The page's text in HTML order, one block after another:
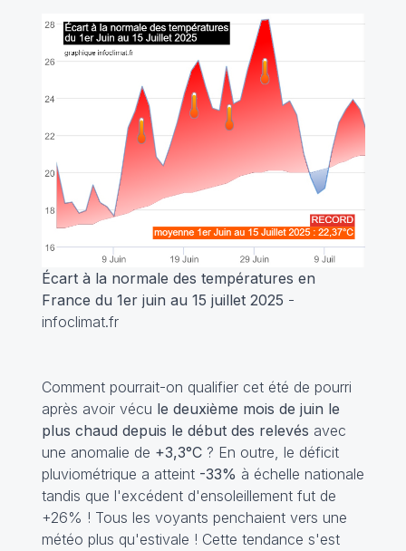
Écart à la normale des températures en
France du 1er juin au 15 juillet 2025 -
infoclimat.fr
Comment pourrait-on qualifier cet été de pourri
après avoir vécu le deuxième mois de juin le
plus chaud depuis le début des relevés avec
une anomalie de +3,3°C ? En outre, le déficit
pluviométrique a atteint -33% à échelle nationale
tandis que l'excédent d'ensoleillement fut de
+26% ! Tous les voyants penchaient vers une
météo plus qu'estivale ! Cette tendance s'est